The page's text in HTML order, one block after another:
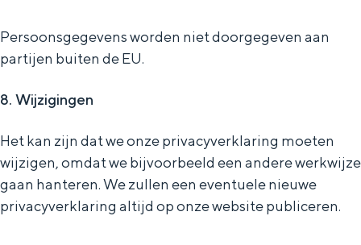
Persoonsgegevens worden niet doorgegeven aan
partijen buiten de EU.
8. Wijzigingen
Het kan zijn dat we onze privacyverklaring moeten
wijzigen, omdat we bijvoorbeeld een andere werkwijze
gaan hanteren. We zullen een eventuele nieuwe
privacyverklaring altijd op onze website publiceren.